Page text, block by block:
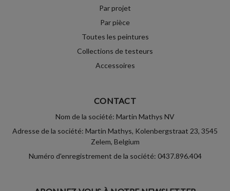
Par projet
Par pièce
Toutes les peintures
Collections de testeurs
Accessoires
CONTACT
Nom de la société: Martin Mathys NV
Adresse de la société: Martin Mathys, Kolenbergstraat 23, 3545
Zelem, Belgium
Numéro d'enregistrement de la société: 0437.896.404